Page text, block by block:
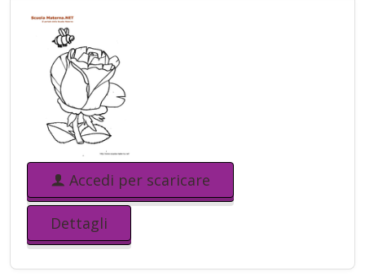
Accedi per scaricare
Dettagli